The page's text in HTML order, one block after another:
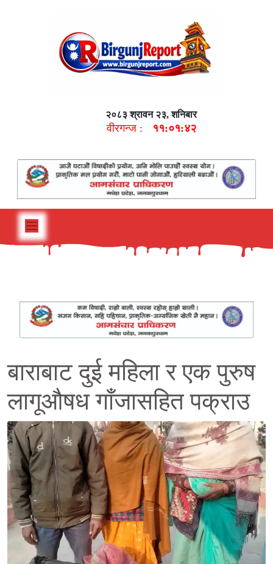
२०८३ श्रावन २३, शनिबार
वीरगन्ज : ११:०१:४३
बाराबाट दुई महिला र एक पुरुष
लागूऔषध गाँजासहित पक्राउ